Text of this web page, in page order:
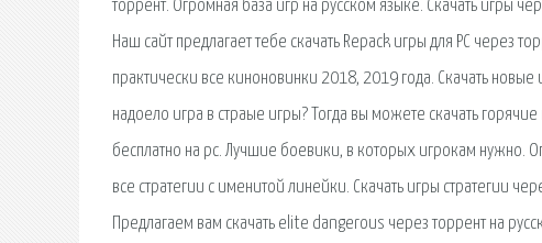
торрент. Огромная база игр на русском языке. Скачать игры
Наш сайт предлагает тебе скачать Repack игры для PC через
практически все киноновинки 2018, 2019 года. Скачать
надоело игра в страые игры? Тогда вы можете скачать
бесплатно на pc. Лучшие боевики, в которых игрокам нужно.
все стратегии с именитой линейки. Скачать игры стратегии
Предлагаем вам скачать elite dangerous через торрент на